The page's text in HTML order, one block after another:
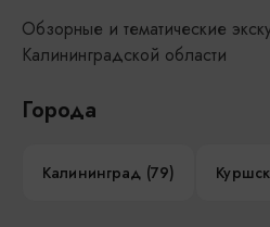
Обзорные и тематические
Калининградской области
Города
Калининград (79)